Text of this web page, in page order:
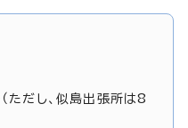
だし、似島出張所は8